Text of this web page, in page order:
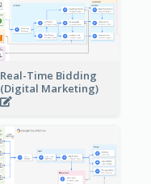
Real-Time Bidding
(Digital Marketing)